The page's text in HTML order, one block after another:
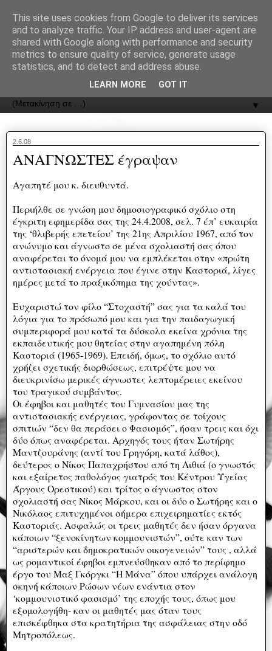
ΟΔΟΣ
▼
2.6.08
ΑΝΑΓΝΩΣΤΕΣ έγραψαν
Αγαπητέ μου κ. διευθυντά.
Περιήλθε σε γνώση μου δημοσιογραφικό σχόλιο στη
έγκριτη εφημερίδα σας της 24.4.2008, σελ. 7 έπ’ ευκαιρία
της ‘θλιβερής επετείου’ της 21ης Απριλίου 1967, από τον
ανώνυμο και άγνωστο σε μένα σχολιαστή σας όπου
αναφέρεται το όνομά μου να εμπλέκεται στην «πρώτη
αντιστασιακή ενέργεια που έγινε στην Καστοριά, λίγες
ημέρες μετά το πραξικόπημα της χούντας».
Ευχαριστώ τον φίλο “Στοχαστή” σας για τα καλά του
λόγια για το πρόσωπό μου και για την παιδαγωγική
συμπεριφορά μου κατά τα δύσκολα εκείνα χρόνια της
εκπαιδευτικής μου θητείας στην αγαπημένη πόλη
Καστοριά (1965-1969). Επειδή, όμως, το σχόλιο αυτό
χρήζει σχετικής διορθώσεως, επιτρέψτε μου να
διευκρινίσω μερικές άγνωστες λεπτομέρειες εκείνου
του τραγικού συμβάντος.
Οι έφηβοι και μαθητές του Γυμνασίου μας της
αντιστασιακής ενέργειας, γράφοντας σε τοίχους
σπιτιών “δεν θα περάσει ο Φασισμός”, ήσαν τρεις και όχι
δύο όπως αναφέρεται. Αρχηγός τους ήταν Σωτήρης
Μαντζουράνης (αντί του Γρηγόρη, κατά λάθος),
δεύτερος ο Νίκος Παπαχρήστου από τη Λιθιά (ο γνωστός
και εξαίρετος παθολόγος γιατρός του Κέντρου Υγείας
Άργους Ορεστικού) και τρίτος ο άγνωστος στον
σχολιαστή σας Νίκος Μάρκου, και οι δύο ο Σωτήρης και ο
Νικόλαος επιτυχημένοι σήμερα επιχειρηματίες εκτός
Καστοριάς. Ασφαλώς οι τρεις μαθητές δεν ήσαν όργανα
κάποιων “ξενοκίνητων κομμουνιστών”, ούτε καν των
“αριστερών και δημοκρατικών οικογενειών” τους , αλλά
ως ρομαντικοί έφηβοι εμπνεύσθηκαν από το περίφημο
έργο του Μαξ Γκόργκι “Η Μάνα” όπου υπάρχει ανάλογη
σκηνή κάποιων Ρώσων νέων ενάντια στον
‘κομμουνιστικό φασισμό’ της εποχής τους, όπως μου
εξομολογήθη- καν οι μαθητές μας όταν τους
επισκέφθηκα στα κρατητήρια της ασφάλειας στην οδό
Μητροπόλεως.
This site uses cookies from Google to deliver its services
and to analyze traffic. Your IP address and user-agent are
shared with Google along with performance and security
metrics to ensure quality of service, generate usage
statistics, and to detect and address abuse.
LEARN MORE GOT IT